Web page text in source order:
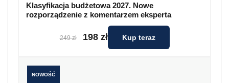
Klasyfikacja budżetowa 2027. Nowe
rozporządzenie z komentarzem eksperta
249 zł 198 zł Kup teraz
NOWOŚĆ